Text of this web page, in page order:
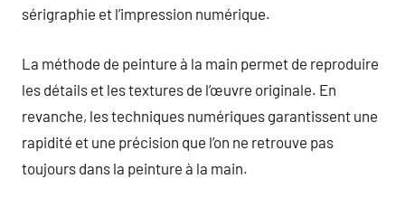
sérigraphie et l’impression numérique.
La méthode de peinture à la main permet de reproduire
les détails et les textures de l’œuvre originale. En
revanche, les techniques numériques garantissent une
rapidité et une précision que l’on ne retrouve pas
toujours dans la peinture à la main.